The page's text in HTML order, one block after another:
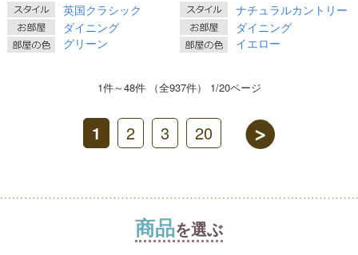
英国クラシック
ダイニング
グリーン
ナチュラルカントリー
ダイニング
イエロー
1件～48件 （全937件） 1/20ページ
1 2 3 20
商品を選ぶ